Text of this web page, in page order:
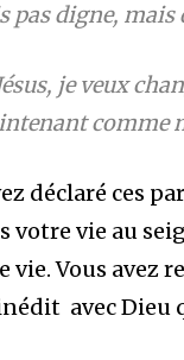
pas digne,
je veux
comme
déclaré ces
votre vie au
vie. Vous avez
avec Dieu